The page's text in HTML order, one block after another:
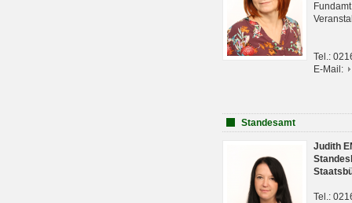
Tel.:
E-Mail:
Standesamt
Judith
Tel.: